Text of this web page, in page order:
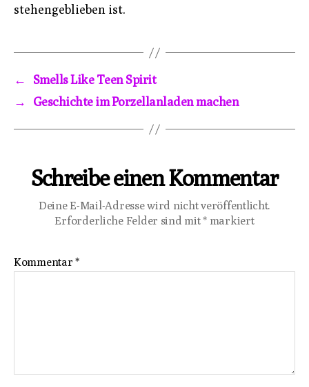
stehengeblieben ist.
←
Smells Like Teen Spirit
→
Geschichte im Porzellanladen machen
Schreibe einen Kommentar
Deine E-Mail-Adresse wird nicht veröffentlicht.
Erforderliche Felder sind mit* markiert
Kommentar*